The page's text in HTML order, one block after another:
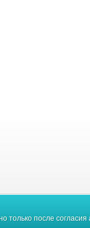
только после